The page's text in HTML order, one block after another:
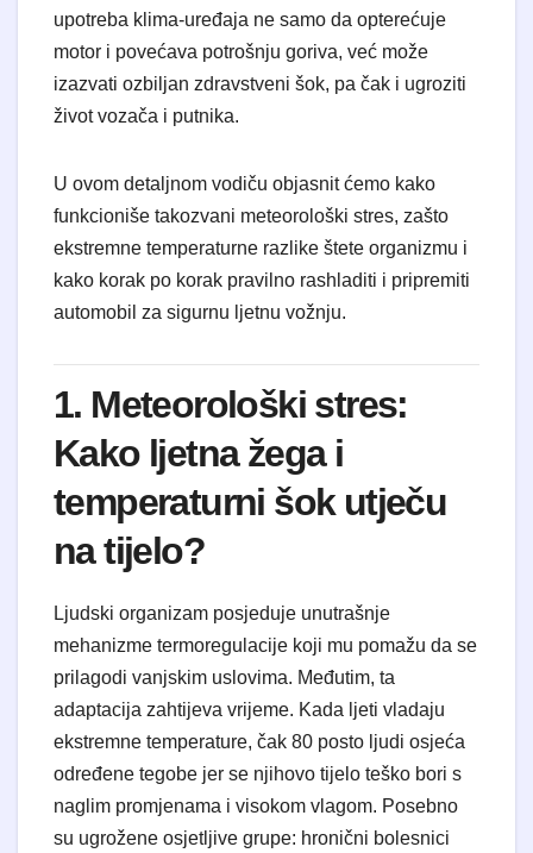
upotreba klima-uređaja ne samo da opterećuje
motor i povećava potrošnju goriva, već može
izazvati ozbiljan zdravstveni šok, pa čak i ugroziti
život vozača i putnika.
U ovom detaljnom vodiču objasnit ćemo kako
funkcioniše takozvani meteorološki stres, zašto
ekstremne temperaturne razlike štete organizmu i
kako korak po korak pravilno rashladiti i pripremiti
automobil za sigurnu ljetnu vožnju.
1. Meteorološki stres:
Kako ljetna žega i
temperaturni šok utječu
na tijelo?
Ljudski organizam posjeduje unutrašnje
mehanizme termoregulacije koji mu pomažu da se
prilagodi vanjskim uslovima. Međutim, ta
adaptacija zahtijeva vrijeme. Kada ljeti vladaju
ekstremne temperature, čak 80 posto ljudi osjeća
određene tegobe jer se njihovo tijelo teško bori s
naglim promjenama i visokom vlagom. Posebno
su ugrožene osjetljive grupe: hronični bolesnici